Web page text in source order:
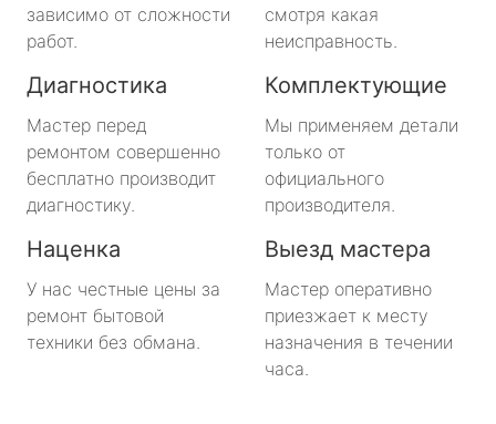
зависимо от сложности
работ.
смотря какая
неисправность.
Диагностика
Мастер перед
ремонтом совершенно
бесплатно производит
диагностику.
Комплектующие
Мы применяем детали
только от
официального
производителя.
Наценка
У нас честные цены за
ремонт бытовой
техники без обмана.
Выезд мастера
Мастер оперативно
приезжает к месту
назначения в течении
часа.